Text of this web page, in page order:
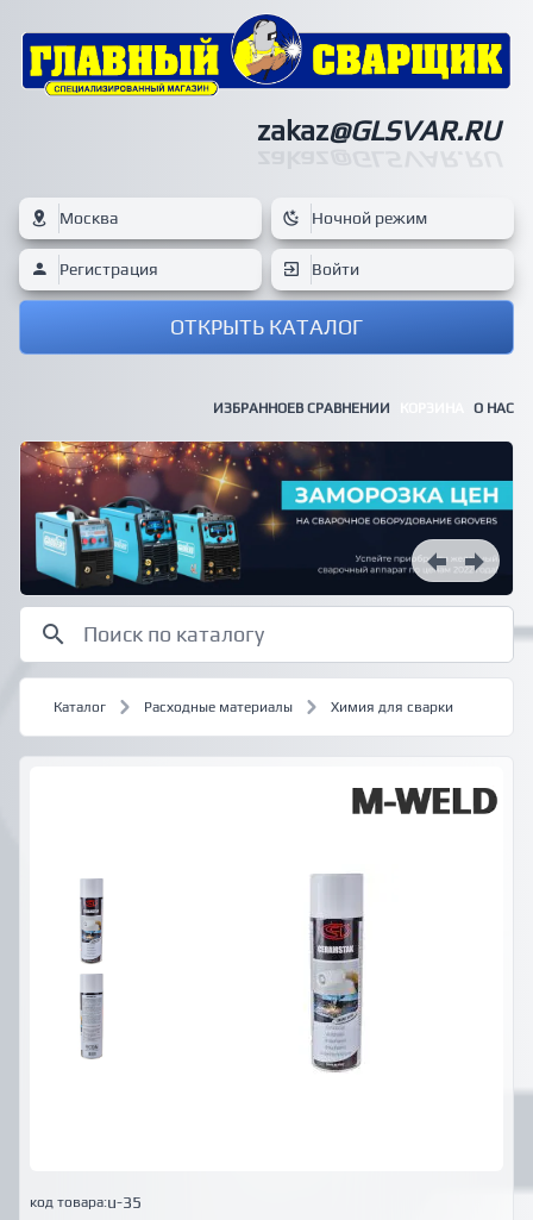
zakaz@GLSVAR.RU
Москва Ночной режим
Регистрация Войти
ОТКРЫТЬ КАТАЛОГ
ИЗБРАННОЕВ СРАВНЕНИИ О НАС
Каталог Расходные материалы Химия для сварки
код товара:u-35